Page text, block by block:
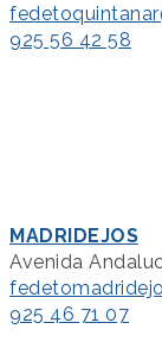
925 56 42 58
MADRIDEJOS
Avenida
925 46 71 07